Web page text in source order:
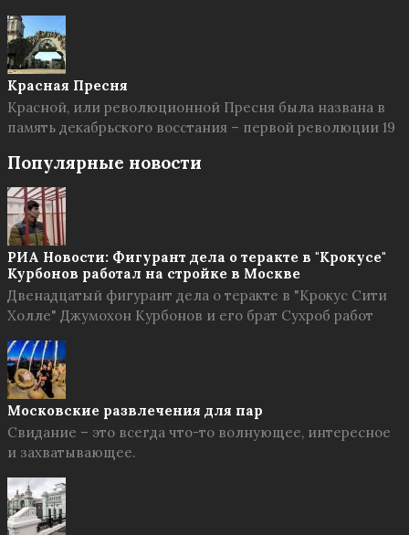
Красная Пресня
Красной, или революционной Пресня была названа в
память декабрьского восстания – первой революции 19
Популярные новости
РИА Новости: Фигурант дела о теракте в "Крокусе"
Курбонов работал на стройке в Москве
Двенадцатый фигурант дела о теракте в "Крокус Сити
Холле" Джумохон Курбонов и его брат Сухроб работ
Московские развлечения для пар
Свидание – это всегда что-то волнующее, интересное
и захватывающее.